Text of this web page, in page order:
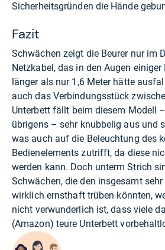
Sicherheitsgründen die Hände
Fazit
Schwächen zeigt die Beurer nur im
Netzkabel, das in den Augen
länger als nur 1,6 Meter hätte
auch das Verbindungsstück
Unterbett fällt beim diesem Modell
übrigens – sehr knubbelig aus und
was auch auf die Beleuchtung des
Bedienelements zutrifft, da diese
werden kann. Doch unterm Strich
Schwächen, die den insgesamt
wirklich ernsthaft trüben könnten,
nicht verwunderlich ist, dass viele
(Amazon) teure Unterbett